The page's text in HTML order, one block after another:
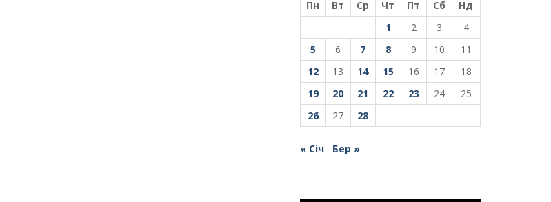
Пн
Вт Ср Чт Пт Сб
Нд
1
2 3
4
5
6 7 8 9 10
11
12
13 14 15 16 17
18
19
20 21 22 23 24
25
26
27 28
« Січ Бер »